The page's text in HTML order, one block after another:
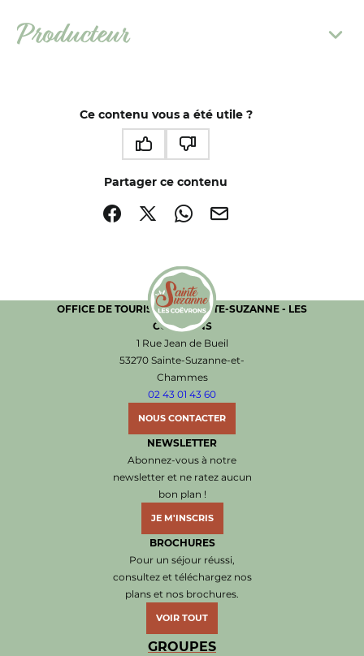
Producteur
Ce contenu vous a été utile ?
Partager ce contenu
Partager sur Facebook (nouvelle fenêtre)
Partager sur X / Twitter (nouvelle fenêtre)
Partager sur WhatsApp
Partager par mail
Office de Tourisme de Sainte-Suzanne les
OFFICE DE TOURISME DE SAINTE-SUZANNE - LES
COËVRONS
1 Rue Jean de Bueil
53270 Sainte-Suzanne-et-
Chammes
02 43 01 43 60
NOUS CONTACTER
NEWSLETTER
Abonnez-vous à notre
newsletter et ne ratez aucun
bon plan !
JE M'INSCRIS
BROCHURES
Pour un séjour réussi,
consultez et téléchargez nos
plans et nos brochures.
VOIR TOUT
GROUPES